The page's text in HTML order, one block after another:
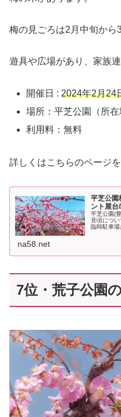
梅の見ごろは2月中旬から3
遊具や広場があり、家族
開催日 :2024年2月24
場所：平芝公園（所在
利用料：無料
詳しくはこちらのページを
平芝公園
ント屋台
平芝公園(
見頃につ
臨時駐車
na58.net
7位・荒子公園